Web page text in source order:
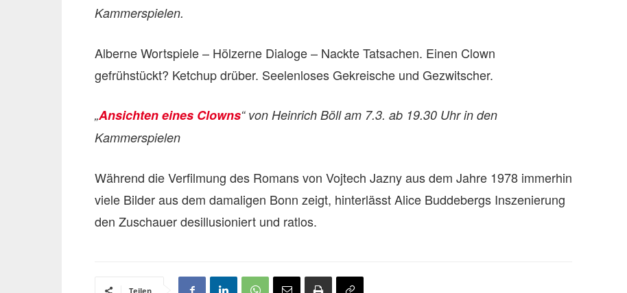
Kammerspielen.
Alberne Wortspiele – Hölzerne Dialoge – Nackte Tatsachen. Einen Clown
gefrühstückt? Ketchup drüber. Seelenloses Gekreische und Gezwitscher.
„Ansichten eines Clowns“ von Heinrich Böll am 7.3. ab 19.30 Uhr in den
Kammerspielen
Während die Verfilmung des Romans von Vojtech Jazny aus dem Jahre 1978 immerhin
viele Bilder aus dem damaligen Bonn zeigt, hinterlässt Alice Buddebergs Inszenierung
den Zuschauer desillusioniert und ratlos.
Teilen